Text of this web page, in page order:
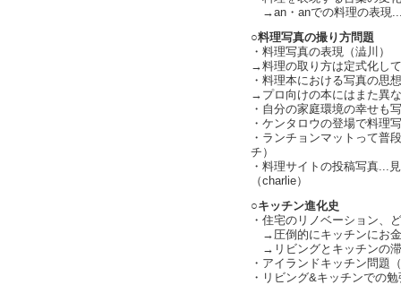
→an・anでの料理の表現
○料理写真の撮り方問題
・料理写真の表現（澁川）
→料理の取り方は定式化し
・料理本における写真の思
→プロ向けの本にはまた異
・自分の家庭環境の幸せも
・ケンタロウの登場で料理
・ランチョンマットって普
チ）
・料理サイトの投稿写真...
（charlie）
○キッチン進化史
・住宅のリノベーション、
→圧倒的にキッチンにお
→リビングとキッチンの
・アイランドキッチン問題
・リビング&キッチンでの